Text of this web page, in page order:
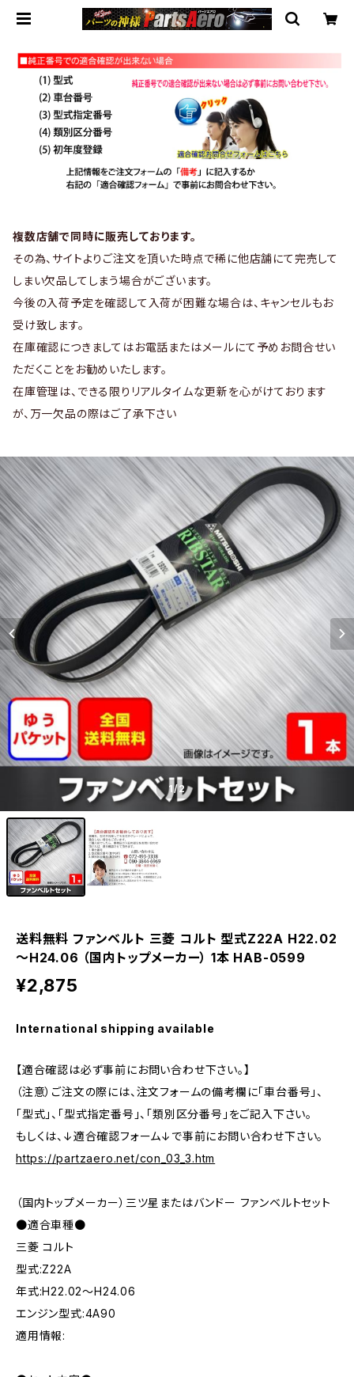
複数店舗で同時に販売しております。
その為、サイトよりご注文を頂いた時点で稀に他店舗にて完売して
しまい欠品してしまう場合がございます。
今後の入荷予定を確認して入荷が困難な場合は、キャンセルもお
受け致します。
在庫確認につきましてはお電話またはメールにて予めお問合せい
ただくことをお勧めいたします。
在庫管理は、できる限りリアルタイムな更新を心がけております
が、万一欠品の際はご了承下さい
1/2
送料無料 ファンベルト 三菱 コルト 型式Z22A H22.02
～H24.06 （国内トップメーカー） 1本 HAB-0599
¥2,875
International shipping available
【適合確認は必ず事前にお問い合わせ下さい。】
（注意）ご注文の際には、注文フォームの備考欄に「車台番号」、
「型式」、「型式指定番号」、「類別区分番号」をご記入下さい。
もしくは、↓適合確認フォーム↓で事前にお問い合わせ下さい。
https://partzaero.net/con_03_3.htm
（国内トップメーカー）三ツ星またはバンドー ファンベルトセット
●適合車種●
三菱 コルト
型式:Z22A
年式:H22.02～H24.06
エンジン型式:4A90
適用情報: